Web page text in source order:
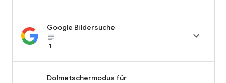
Google Bildersuche
subject_black
1

Dolmetschermodus für